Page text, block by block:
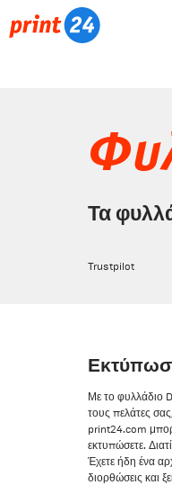
Τα
Trustpilot
Με το φυλλάδιο
τους πελάτες
print24.com
εκτυπώσετε.
Έχετε ήδη ένα
διορθώσεις και